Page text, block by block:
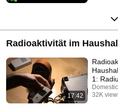
Radioaktivität im
17:42
1:
32K